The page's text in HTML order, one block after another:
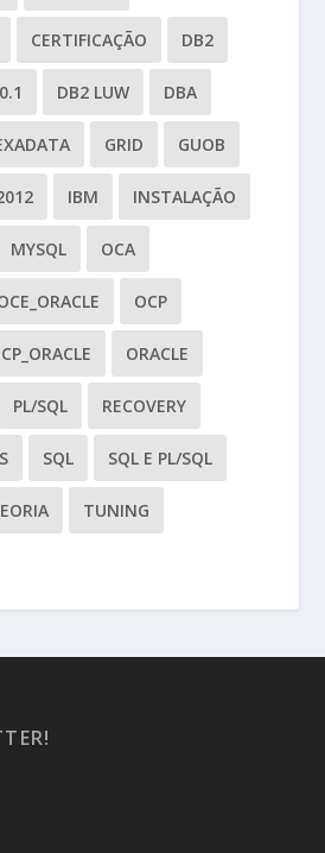
CERTIFICAÇÃO DB2
DB2 LUW DBA
GRID GUOB
IBM INSTALAÇÃO
MYSQL OCA
OCP
ORACLE
PL/SQL RECOVERY
SQL SQL E PL/SQL
TUNING